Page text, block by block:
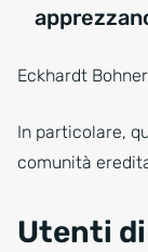
Eckhardt
In particolare,
comunità
Utenti